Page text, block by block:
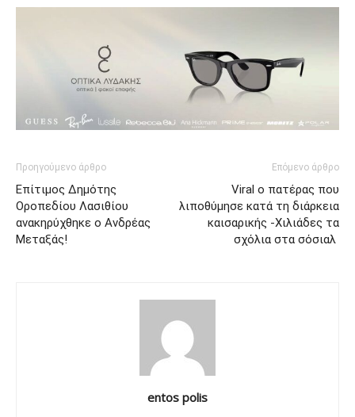
Προηγούμενο άρθρο
Επίτιμος Δημότης
Οροπεδίου Λασιθίου
ανακηρύχθηκε o Ανδρέας
Μεταξάς!
Επόμενο άρθρο
Viral ο πατέρας που
λιποθύμησε κατά τη διάρκεια
καισαρικής -Χιλιάδες τα
σχόλια στα σόσιαλ
entos polis